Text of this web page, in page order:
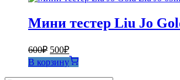
Мини тестер Liu Jo
600₽ Первоначальная
цена
составляла
500₽Текущая
цена:
500₽.
В корзину